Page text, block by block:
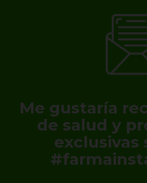
Me gustaría
de salud y
exclusivas